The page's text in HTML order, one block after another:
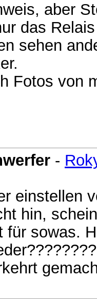
aber
das
sehen
Fotos von
-
einstellen
hin,
für sowas.